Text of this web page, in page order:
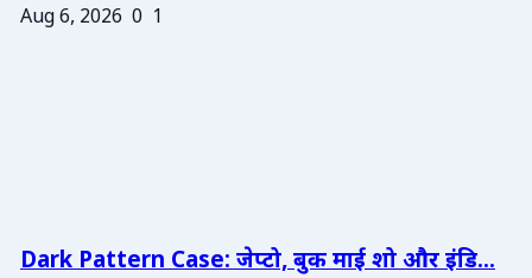
Aug 6, 2026 0 1
Dark Pattern Case: जेप्टो, बुक माई शो और इंडि...